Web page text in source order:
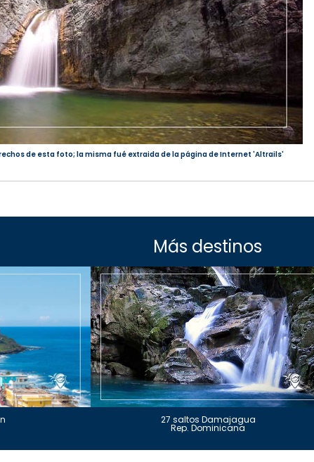
de esta foto; la misma fué extraida de la página de Internet 'Altrails'
Más destinos
27 saltos Damajagua
Rep. Dominicana